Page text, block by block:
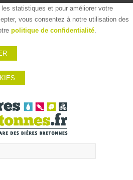
statistiques et pour améliorer votre
vous consentez à notre utilisation des
politique de confidentialité.